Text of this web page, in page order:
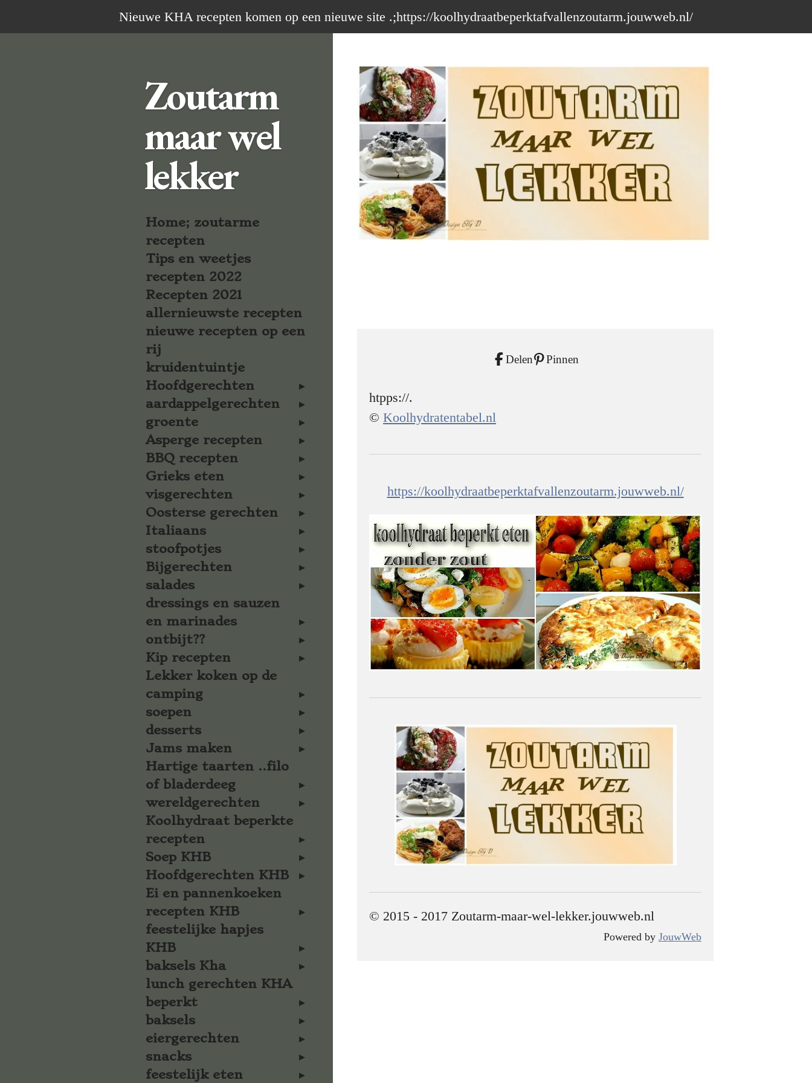
direct
Nieuwe KHA recepten komen op een nieuwe site .;https://koolhydraatbeperktafvallenzoutarm.jouwweb.nl/
Delen Pinnen
htpps://.
©Koolhydratentabel.nl
https://koolhydraatbeperktafvallenzoutarm.jouwweb.nl/
© 2015 - 2017 Zoutarm-maar-wel-lekker.jouwweb.nl
Powered byJouwWeb
Zoutarm
maar wel
lekker
Home; zoutarme
recepten
Tips en weetjes
recepten 2022
Recepten 2021
allernieuwste recepten
nieuwe recepten op een
rij
kruidentuintje
Hoofdgerechten
aardappelgerechten
groente
Asperge recepten
BBQ recepten
Grieks eten
visgerechten
Oosterse gerechten
Italiaans
stoofpotjes
Bijgerechten
salades
dressings en sauzen
en marinades
ontbijt??
Kip recepten
Lekker koken op de
camping
soepen
desserts
Jams maken
Hartige taarten ..filo
of bladerdeeg
wereldgerechten
Koolhydraat beperkte
recepten
Soep KHB
Hoofdgerechten KHB
Ei en pannenkoeken
recepten KHB
feestelijke hapjes
KHB
baksels Kha
lunch gerechten KHA
beperkt
baksels
eiergerechten
snacks
feestelijk eten